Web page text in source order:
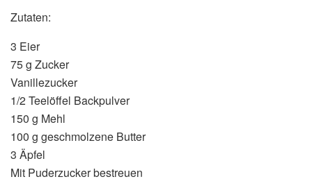
Zutaten:
3 Eier
75 g Zucker
Vanillezucker
1/2 Teelöffel Backpulver
150 g Mehl
100 g geschmolzene Butter
3 Äpfel
Mit Puderzucker bestreuen